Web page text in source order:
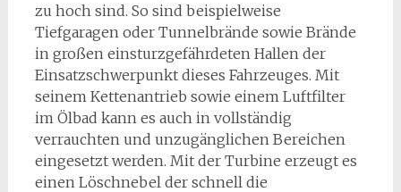
zu hoch sind. So sind beispielweise
Tiefgaragen oder Tunnelbrände sowie Brände
in großen einsturzgefährdeten Hallen der
Einsatzschwerpunkt dieses Fahrzeuges. Mit
seinem Kettenantrieb sowie einem Luftfilter
im Ölbad kann es auch in vollständig
verrauchten und unzugänglichen Bereichen
eingesetzt werden. Mit der Turbine erzeugt es
einen Löschnebel der schnell die